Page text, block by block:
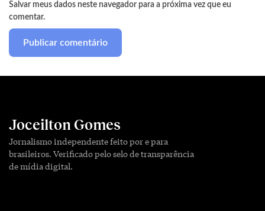
Salvar meus dados neste navegador para a próxima vez que eu
comentar.
Joceilton Gomes
Jornalismo independente feito por e para
brasileiros. Verificado pelo selo de transparência
de mídia digital.